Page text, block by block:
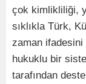
çok kimlikliliği,
sıklıkla Türk,
zaman
hukuklu bir
tarafından